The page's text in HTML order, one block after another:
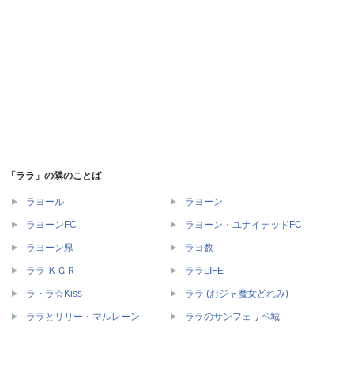
「ララ」の隣のことば
ラヨール ラヨーン
ラヨーンFC ラヨーン・ユナイテッドFC
ラヨーン県 ラヨ数
ララ ＫＧＲ ララLIFE
ラ・ラ☆Kiss ララ (おジャ魔女どれみ)
ララとリリー・マルレーン ララのサンフェリペ城